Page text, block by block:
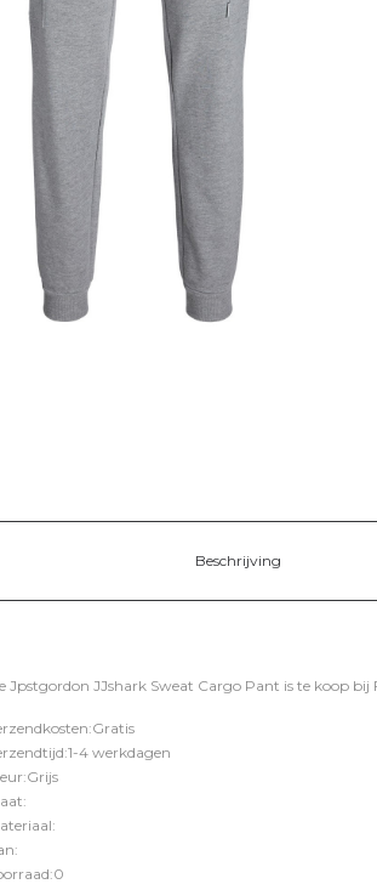
Beschrijving
Jpstgordon JJshark Sweat Cargo Pant is te koop bij
4 werkdagen